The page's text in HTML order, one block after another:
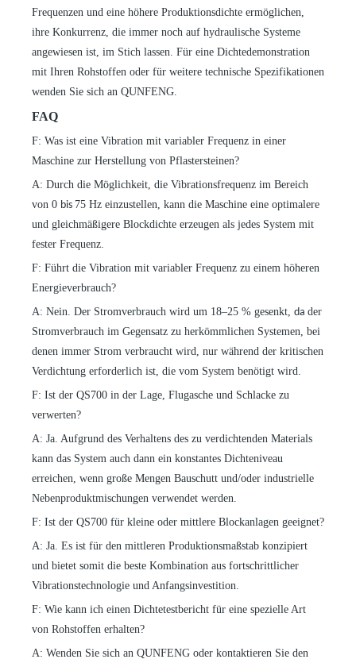
Frequenzen und eine höhere Produktionsdichte ermöglichen,
ihre Konkurrenz, die immer noch auf hydraulische Systeme
angewiesen ist, im Stich lassen. Für eine Dichtedemonstration
mit Ihren Rohstoffen oder für weitere technische Spezifikationen
wenden Sie sich an QUNFENG.
FAQ
F: Was ist eine Vibration mit variabler Frequenz in einer
Maschine zur Herstellung von Pflastersteinen?
A: Durch die Möglichkeit, die Vibrationsfrequenz im Bereich
von 0 bis 75 Hz einzustellen, kann die Maschine eine optimalere
und gleichmäßigere Blockdichte erzeugen als jedes System mit
fester Frequenz.
F: Führt die Vibration mit variabler Frequenz zu einem höheren
Energieverbrauch?
A: Nein. Der Stromverbrauch wird um 18–25 % gesenkt, da der
Stromverbrauch im Gegensatz zu herkömmlichen Systemen, bei
denen immer Strom verbraucht wird, nur während der kritischen
Verdichtung erforderlich ist, die vom System benötigt wird.
F: Ist der QS700 in der Lage, Flugasche und Schlacke zu
verwerten?
A: Ja. Aufgrund des Verhaltens des zu verdichtenden Materials
kann das System auch dann ein konstantes Dichteniveau
erreichen, wenn große Mengen Bauschutt und/oder industrielle
Nebenproduktmischungen verwendet werden.
F: Ist der QS700 für kleine oder mittlere Blockanlagen geeignet?
A: Ja. Es ist für den mittleren Produktionsmaßstab konzipiert
und bietet somit die beste Kombination aus fortschrittlicher
Vibrationstechnologie und Anfangsinvestition.
F: Wie kann ich einen Dichtetestbericht für eine spezielle Art
von Rohstoffen erhalten?
A: Wenden Sie sich an QUNFENG oder kontaktieren Sie den